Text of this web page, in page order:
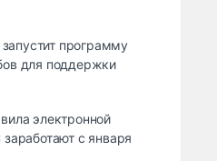
программу
для поддержки
электронной
с января